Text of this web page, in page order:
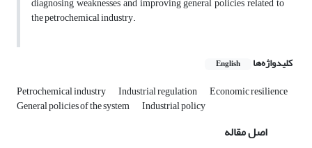
the petrochemical industry.
کلیدواژه‌ها English
Petrochemical industry Industrial regulation Economic resilience
General policies of the system Industrial policy
اصل مقاله